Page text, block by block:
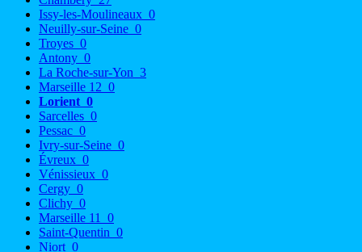
Issy-les-Moulineaux 0
Neuilly-sur-Seine 0
Troyes 0
Antony 0
La Roche-sur-Yon 3
Marseille 12 0
Lorient 0
Sarcelles 0
Pessac 0
Ivry-sur-Seine 0
Évreux 0
Vénissieux 0
Cergy 0
Clichy 0
Marseille 11
0
Saint-Quentin 0
Niort 0